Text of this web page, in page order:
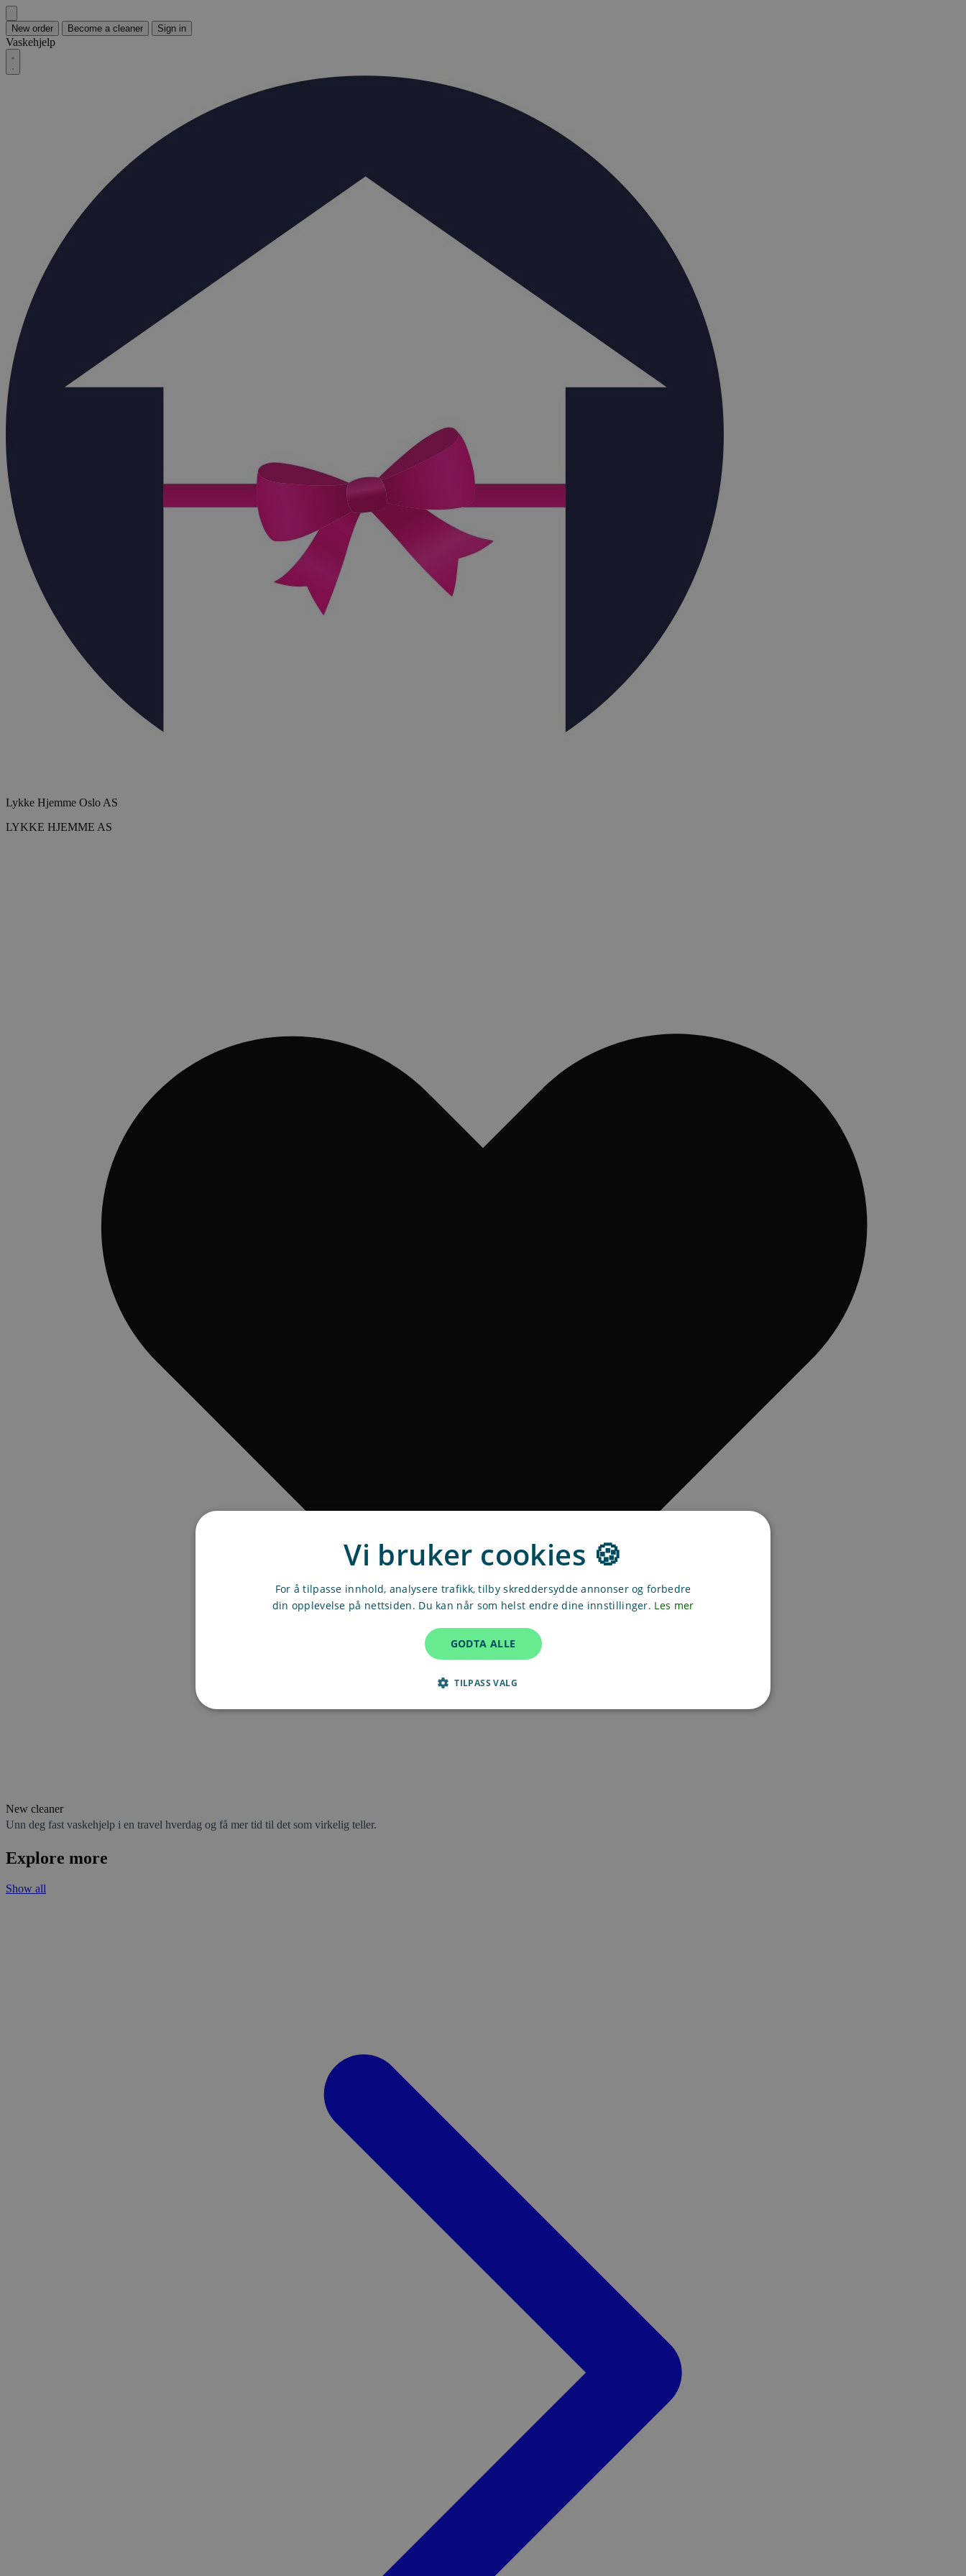
New order Become a cleaner Sign in
Vaskehjelp
Lykke Hjemme Oslo AS
LYKKE HJEMME AS
New cleaner
Unn deg fast vaskehjelp i en travel hverdag og få mer tid til det som virkelig teller.
Explore more
Show all
Vi bruker cookies 🍪
For å tilpasse innhold, analysere trafikk, tilby skreddersydde annonser og forbedre
din opplevelse på nettsiden. Du kan når som helst endre dine innstillinger. Les mer
GODTA ALLE
TILPASS VALG